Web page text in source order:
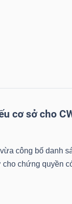
cơ sở cho
công bố danh
chứng quyền